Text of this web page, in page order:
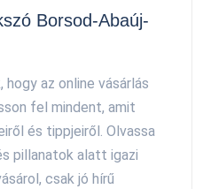
Borsod-Abaúj-
az online vásárlás
fel mindent, amit
és tippjeiről. Olvassa
pillanatok alatt igazi
csak jó hírű